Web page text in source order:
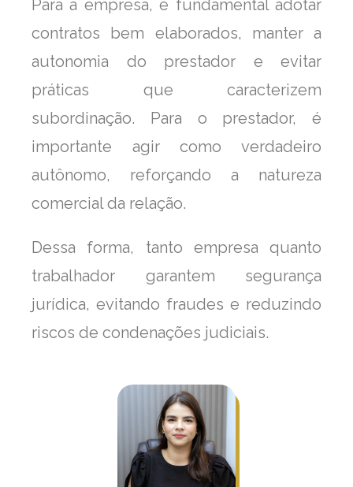
Para a empresa, é fundamental adotar
contratos bem elaborados, manter a
autonomia do prestador e evitar
práticas que caracterizem
subordinação. Para o prestador, é
importante agir como verdadeiro
autônomo, reforçando a natureza
comercial da relação.
Dessa forma, tanto empresa quanto
trabalhador garantem segurança
jurídica, evitando fraudes e reduzindo
riscos de condenações judiciais.